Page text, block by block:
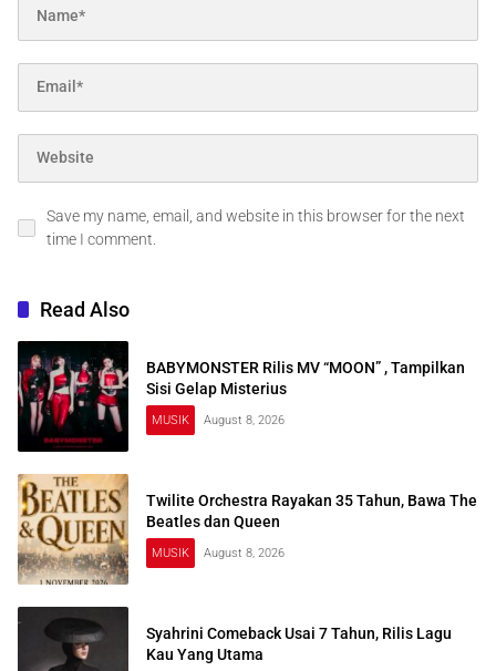
Save my name, email, and website in this browser for the next
time I comment.
Read Also
BABYMONSTER Rilis MV “MOON” , Tampilkan
Sisi Gelap Misterius
MUSIK August 8, 2026
Twilite Orchestra Rayakan 35 Tahun, Bawa The
Beatles dan Queen
MUSIK August 8, 2026
Syahrini Comeback Usai 7 Tahun, Rilis Lagu
Kau Yang Utama